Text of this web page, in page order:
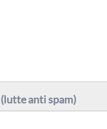
(lutte anti spam)